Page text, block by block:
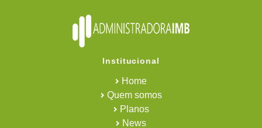
Institucional
Home
Quem somos
Planos
News